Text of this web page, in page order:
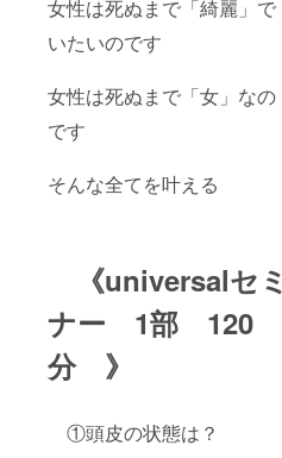
女性は死ぬまで「綺麗」で
いたいのです
女性は死ぬまで「女」なの
です
そんな全てを叶える
《universalセミ
ナー 1部 120
分 》
①頭皮の状態は？